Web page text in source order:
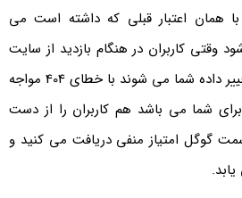
همان اعتبار قبلی که داشته است می
وقتی کاربران در هنگام بازدید از سایت
وارد صفحه پاک شده یا تغییر داده شما می شوند با خطای 404 مواجه
شما می باشد هم کاربران را از دست
گوگل امتیاز منفی دریافت می کنید و